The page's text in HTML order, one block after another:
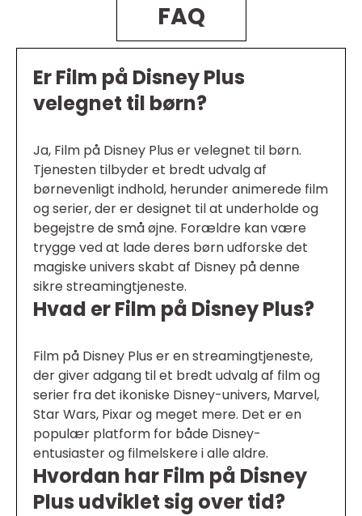
FAQ
Er Film på Disney Plus
velegnet til børn?
Ja, Film på Disney Plus er velegnet til børn.
Tjenesten tilbyder et bredt udvalg af
børnevenligt indhold, herunder animerede film
og serier, der er designet til at underholde og
begejstre de små øjne. Forældre kan være
trygge ved at lade deres børn udforske det
magiske univers skabt af Disney på denne
sikre streamingtjeneste.
Hvad er Film på Disney Plus?
Film på Disney Plus er en streamingtjeneste,
der giver adgang til et bredt udvalg af film og
serier fra det ikoniske Disney-univers, Marvel,
Star Wars, Pixar og meget mere. Det er en
populær platform for både Disney-
entusiaster og filmelskere i alle aldre.
Hvordan har Film på Disney
Plus udviklet sig over tid?